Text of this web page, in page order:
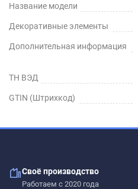
Название модели
Декоративные элементы
Дополнительная информация
ТН ВЭД
GTIN (Штрихкод)
Своё производство
Работаем с 2020 года